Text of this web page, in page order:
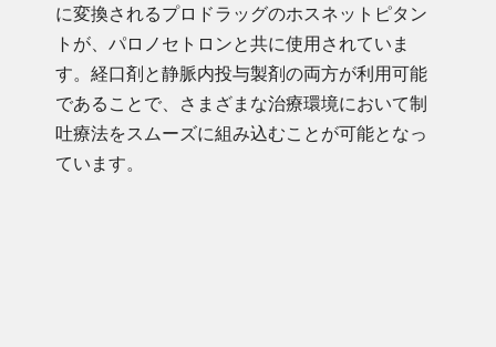
に変換されるプロドラッグのホスネットピタン
トが、パロノセトロンと共に使用されていま
す。経口剤と静脈内投与製剤の両方が利用可能
であることで、さまざまな治療環境において制
吐療法をスムーズに組み込むことが可能となっ
ています。